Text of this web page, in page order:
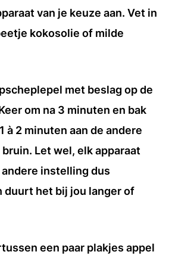
van je keuze aan. Vet in
kokosolie of milde
met beslag op de
om na 3 minuten en bak
à 2 minuten aan de andere
Let wel, elk apparaat
instelling dus
duurt het bij jou langer of
een paar plakjes appel